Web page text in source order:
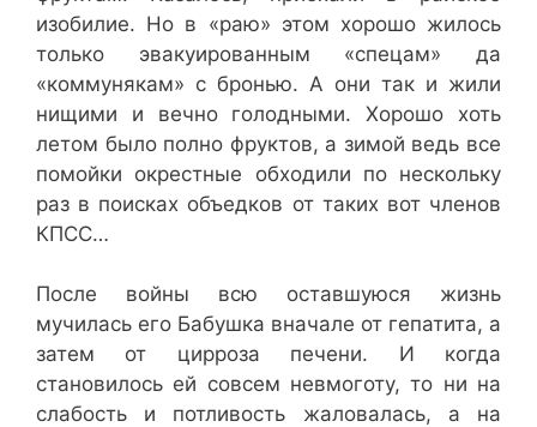
изобилие. Но в «раю» этом хорошо жилось
только эвакуированным «спецам» да
«коммунякам» с бронью. А они так и жили
нищими и вечно голодными. Хорошо хоть
летом было полно фруктов, а зимой ведь все
помойки окрестные обходили по нескольку
раз в поисках объедков от таких вот членов
КПСС…
После войны всю оставшуюся жизнь
мучилась его Бабушка вначале от гепатита, а
затем от цирроза печени. И когда
становилось ей совсем невмоготу, то ни на
слабость и потливость жаловалась, а на